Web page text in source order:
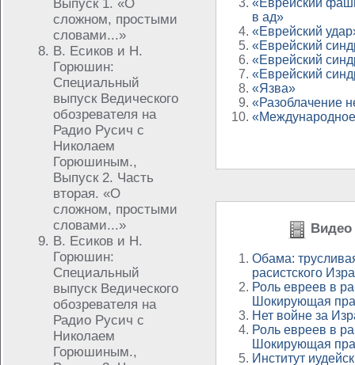
Выпуск 1. «О
сложном, простыми
словами...»
В. Есиков и Н.
Горюшин:
Специальный
выпуск Ведического
обозревателя на
Радио Русич с
Николаем
Горюшиным.,
Выпуск 2. Часть
вторая. «О
сложном, простыми
словами...»
В. Есиков и Н.
Горюшин:
Специальный
выпуск Ведического
обозревателя на
Радио Русич с
Николаем
Горюшиным.,
«Еврейский
в ад»
«Еврейский
«Еврейский
«Еврейский
«Еврейский
«Язва»
«Разоблачение
Видео
Обама:
расистского
Роль евреев в
Шокирующая
Нет войне за
Роль евреев в
Шокирующая
Институт